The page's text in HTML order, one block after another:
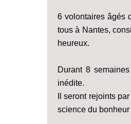
6 volontaires âgés
tous à Nantes,
heureux.
Durant 8
inédite.
Il seront rejoints
science du